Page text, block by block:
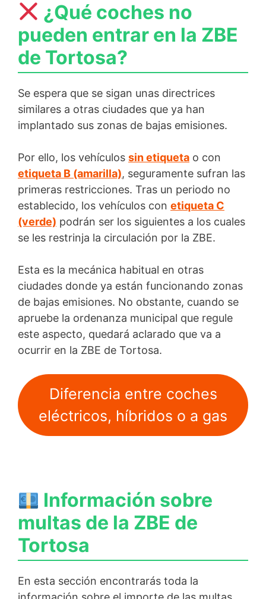
¿Qué coches no
pueden entrar en la ZBE
de Tortosa?
Se espera que se sigan unas directrices
similares a otras ciudades que ya han
implantado sus zonas de bajas emisiones.
Por ello, los vehículos sin etiqueta o con
etiqueta B (amarilla), seguramente sufran las
primeras restricciones. Tras un periodo no
establecido, los vehículos con etiqueta C
(verde) podrán ser los siguientes a los cuales
se les restrinja la circulación por la ZBE.
Esta es la mecánica habitual en otras
ciudades donde ya están funcionando zonas
de bajas emisiones. No obstante, cuando se
apruebe la ordenanza municipal que regule
este aspecto, quedará aclarado que va a
ocurrir en la ZBE de Tortosa.
Diferencia entre coches
eléctricos, híbridos o a gas
Información sobre
multas de la ZBE de
Tortosa
En esta sección encontrarás toda la